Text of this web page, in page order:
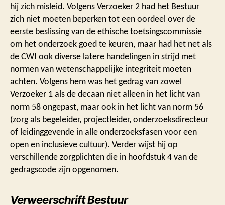
hij zich misleid. Volgens Verzoeker 2 had het Bestuur
zich niet moeten beperken tot een oordeel over de
eerste beslissing van de ethische toetsingscommissie
om het onderzoek goed te keuren, maar had het net als
de CWI ook diverse latere handelingen in strijd met
normen van wetenschappelijke integriteit moeten
achten. Volgens hem was het gedrag van zowel
Verzoeker 1 als de decaan niet alleen in het licht van
norm 58 ongepast, maar ook in het licht van norm 56
(zorg als begeleider, projectleider, onderzoeksdirecteur
of leidinggevende in alle onderzoeksfasen voor een
open en inclusieve cultuur). Verder wijst hij op
verschillende zorgplichten die in hoofdstuk 4 van de
gedragscode zijn opgenomen.
Verweerschrift Bestuur